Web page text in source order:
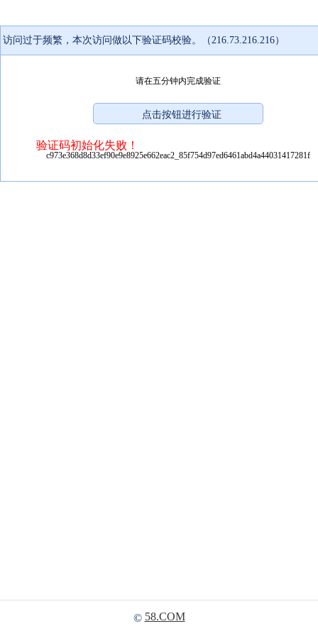
访问过于频繁，本次访问做以下验证码校验。（216.73.216.216）
请在五分钟内完成验证
验证码初始化失败！
c973e368d8d33ef90e9e8925e662eac2_85f754d97ed6461abd4a44031417281f
© 58.COM